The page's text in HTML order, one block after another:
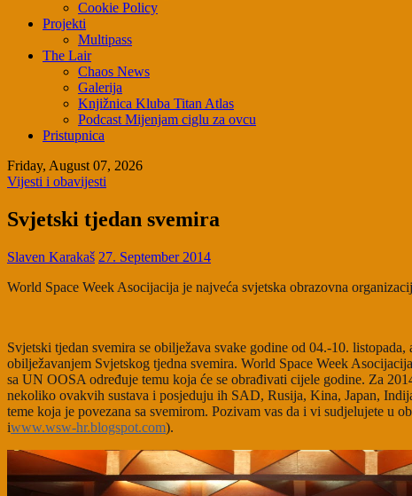
Cookie Policy
Projekti
Multipass
The Lair
Chaos News
Galerija
Knjižnica Kluba Titan Atlas
Podcast Mijenjam ciglu za ovcu
Pristupnica
Friday, August 07, 2026
Vijesti i obavijesti
Svjetski tjedan svemira
Slaven Karakaš 27. September 2014
World Space Week Asocijacija je najveća svjetska obrazovna
Svjetski tjedan svemira se obilježava svake godine od 04.-10.
obilježavanjem Svjetskog tjedna svemira. World Space Week
sa UN OOSA određuje temu koja će se obrađivati cijele godine. Za
nekoliko ovakvih sustava i posjeduju ih SAD, Rusija, Kina, Japan,
teme koja je povezana sa svemirom. Pozivam vas da i vi sudjelujete u
iwww.wsw-hr.blogspot.com).